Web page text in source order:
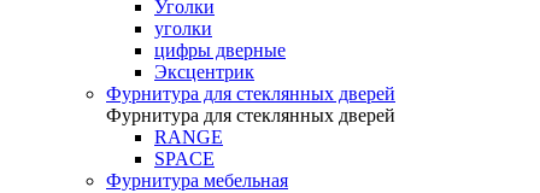
Уголки
уголки
цифры дверные
Эксцентрик
Фурнитура для стеклянных дверей
Фурнитура для стеклянных дверей
RANGE
SPACE
Фурнитура мебельная